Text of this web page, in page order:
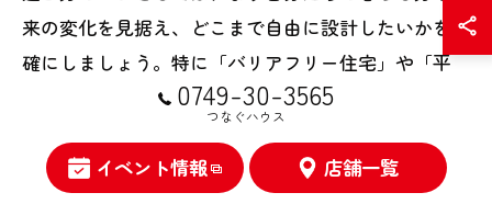
来の変化を見据え、どこまで自由に設計したいかを明
確にしましょう。特に「バリアフリー住宅」や「平
屋」など、個別のニーズが強い場合は工務店を選ぶメ
リットが大きいです。また、アフターサポートや地域
での評判、施工実績も重要な判断材料となります。
0749-30-3565
つなぐハウス
イベント情報 店舗一覧